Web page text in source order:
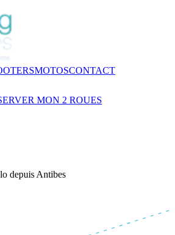
MOTOSCONTACT
MON 2 ROUES
depuis Antibes